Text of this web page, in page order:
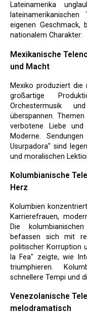
Lateinamerika
eigenen Geschmack,
nationalem Charakter:
Mexikanische
und Macht
Mexiko produziert die meisten Telenovelas weltweit. Denk an
großartige
Orchestermusik
überspannen.
verbotene Liebe
Moderne.
Usurpadora" sind
und moralischen
Kolumbianische
Herz
Kolumbien konzentriert sich auf zeitgenössisches Stadtleben,
Karrierefrauen,
Die
befassen sich mit
politischer Korruption
la Fea" zeigte, wie
triumphieren.
schnellere Tempi und
Venezolanische
melodramatisch